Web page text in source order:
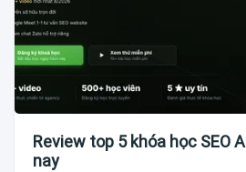
Review top 5 khóa học SEO
nay